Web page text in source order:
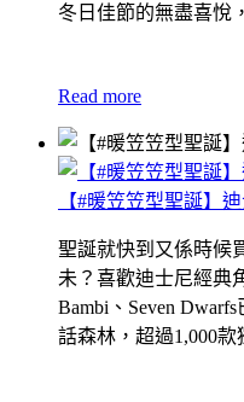
冬日佳節的無盡喜悅
Read more
【#暖笠笠型聖誕】
聖誕就快到又係時候
未？喜歡迪士尼經典
Bambi、Seven
話森林，超過1,000